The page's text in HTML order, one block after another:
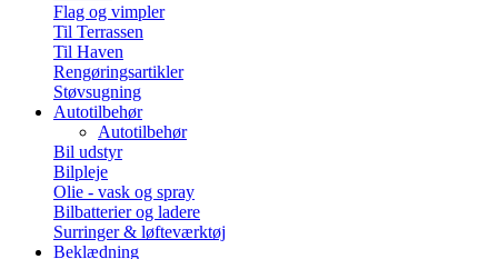
Flag og vimpler
Til Terrassen
Til Haven
Rengøringsartikler
Støvsugning
Autotilbehør
Autotilbehør
Bil udstyr
Bilpleje
Olie - vask og spray
Bilbatterier og ladere
Surringer & løfteværktøj
Beklædning